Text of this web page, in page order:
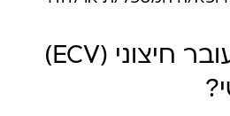
מה זה היפוך עובר חיצוני (ECV)